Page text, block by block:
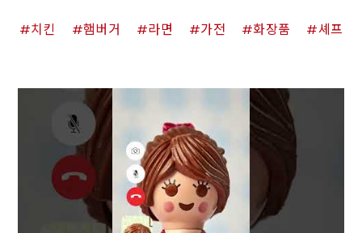
치킨 햄버거 라면 가전 화장품 셰프